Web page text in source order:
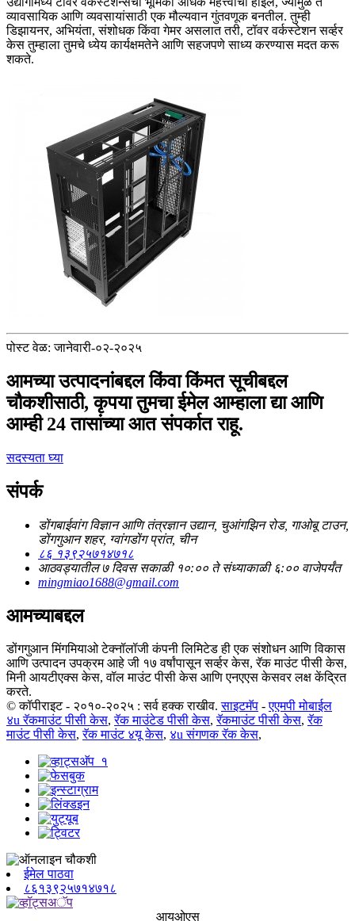
व्यावसायिक आणि व्यवसायांसाठी एक मौल्यवान गुंतवणूक बनतील. तुम्ही
डिझायनर, अभियंता, संशोधक किंवा गेमर असलात तरी, टॉवर वर्कस्टेशन सर्व्हर
केस तुम्हाला तुमचे ध्येय कार्यक्षमतेने आणि सहजपणे साध्य करण्यास मदत करू
शकते.
पोस्ट वेळ: जानेवारी-०२-२०२५
आमच्या उत्पादनांबद्दल किंवा किंमत सूचीबद्दल
चौकशीसाठी, कृपया तुमचा ईमेल आम्हाला द्या आणि
आम्ही 24 तासांच्या आत संपर्कात राहू.
सदस्यता घ्या
संपर्क
डोंगबाईवांग विज्ञान आणि तंत्रज्ञान उद्यान, चुआंगझिन रोड, गाओबू टाउन,
डोंगगुआन शहर, ग्वांगडोंग प्रांत, चीन
८६ १३९२५७१४७१८
आठवड्यातील ७ दिवस सकाळी १०:०० ते संध्याकाळी ६:०० वाजेपर्यंत
mingmiao1688@gmail.com
आमच्याबद्दल
डोंगगुआन मिंगमियाओ टेक्नॉलॉजी कंपनी लिमिटेड ही एक संशोधन आणि विकास
आणि उत्पादन उपक्रम आहे जी १७ वर्षांपासून सर्व्हर केस, रॅक माउंट पीसी केस,
मिनी आयटीएक्स केस, वॉल माउंट पीसी केस आणि एनएएस केसवर लक्ष केंद्रित
करते.
© कॉपीराइट - २०१०-२०२५ : सर्व हक्क राखीव. साइटमॅप -एएमपी मोबाईल
४u रॅकमाउंट पीसी केस,रॅक माउंटेड पीसी केस,रॅकमाउंट पीसी केस,रॅक
माउंट पीसी केस,रॅक माउंट ४यू केस, ४u संगणक रॅक केस,
ईमेल पाठवा
८६१३९२५७१४७१८
आयओएस